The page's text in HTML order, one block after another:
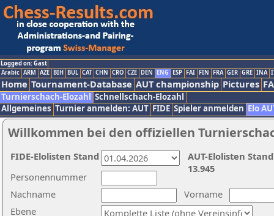
Logged on: Gast
Arabic ARM AZE BIH BUL CAT CHN CRO CZE DEN ENG ESP FAI FIN FRA GER GRE INA
Home Tournament-Database AUT championship Pictures
Turnierschach-Elozahl Schnellschach-Elozahl
Allgemeines Turnier anmelden: AUT FIDE Spieler anmelden Elo
Willkommen bei den offiziellen
Nachname
Vorname
Ebene
Personennummer
AUT-Elolisten
13.945
FIDE-Elolisten Stand